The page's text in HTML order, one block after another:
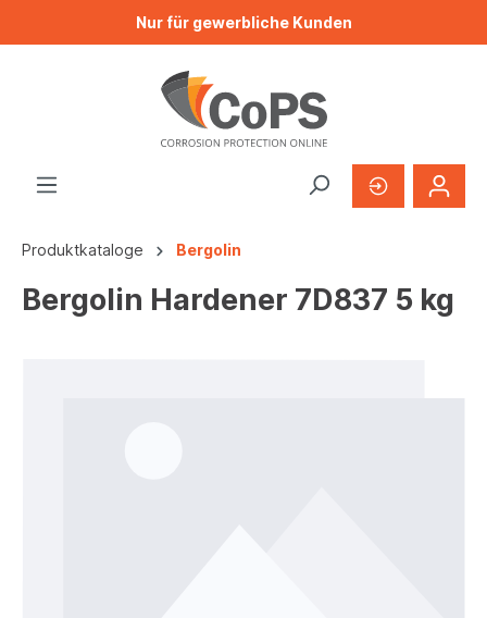
Nur für gewerbliche Kunden
Produktkataloge Bergolin
Bergolin Hardener 7D837 5 kg